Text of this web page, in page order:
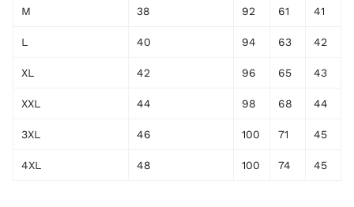
M 38 92 61 41
L 40 94 63 42
XL 42 96 65 43
XXL 44 98 68 44
3XL 46 100 71 45
4XL 48 100 74 45